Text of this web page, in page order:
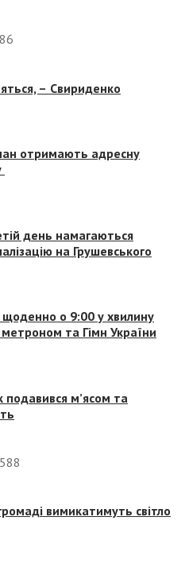
86
– Свириденко
отримають адресну
день намагаються
на Грушевського
щоденно о 9:00 у хвилину
та Гімн України
подавився м’ясом та
588
вимикатимуть світло